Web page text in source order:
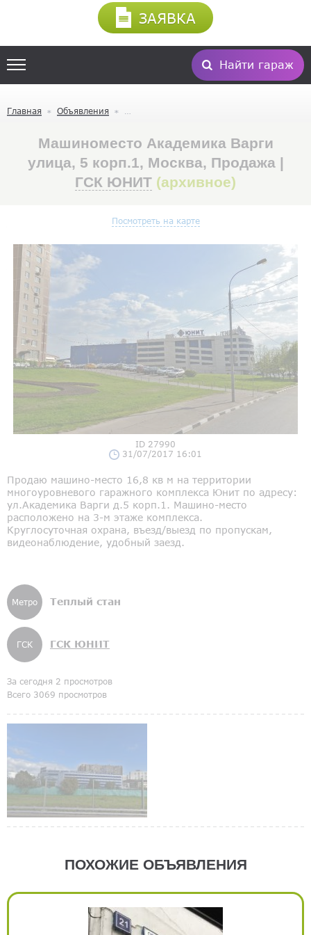
Найти гараж
ЗАЯВКА
Главная Объявления
Машиноместо Академика Варги
улица, 5 корп.1, Москва, Продажа |
ГСК ЮНИТ (архивное)
Посмотреть на карте
ID 27990
31/07/2017 16:01
Продаю машино-место 16,8 кв м на территории
многоуровневого гаражного комплекса Юнит по адресу:
ул.Академика Варги д.5 корп.1. Машино-место
расположено на 3-м этаже комплекса.
Круглосуточная охрана, въезд/выезд по пропускам,
видеонаблюдение, удобный заезд.
Метро Теплый стан
ГСК ГСК ЮНИТ
За сегодня 2 просмотров
Всего 3069 просмотров
ПОХОЖИЕ ОБЪЯВЛЕНИЯ